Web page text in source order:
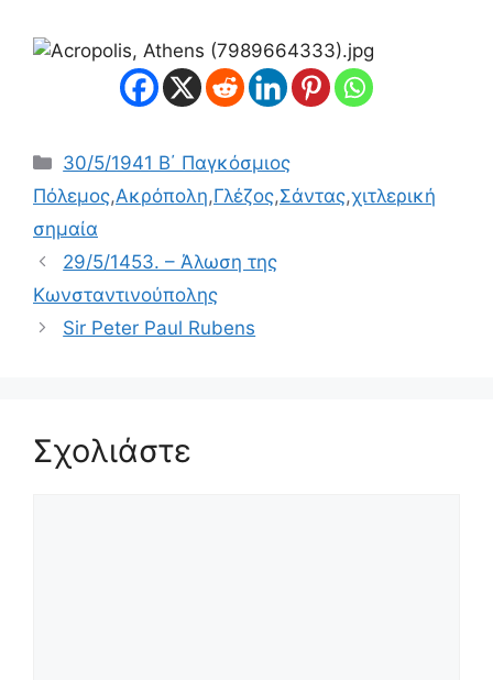
Κατηγορίες
30/5/1941 Β΄ Παγκόσμιος
Πόλεμος,Ακρόπολη,Γλέζος,Σάντας,χιτλερική
σημαία
29/5/1453. – Άλωση της
Κωνσταντινούπολης
Sir Peter Paul Rubens
Σχολιάστε